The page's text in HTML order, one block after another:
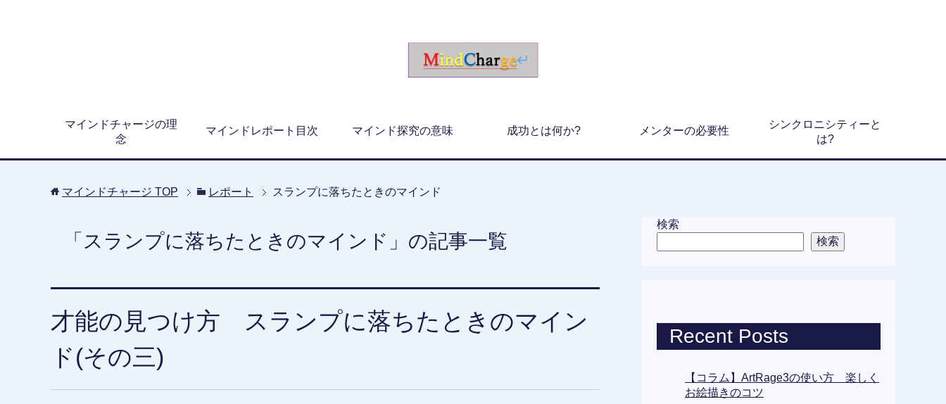
マインドチャージの理
念
マインドレポート目次 マインド探究の意味 成功とは何か? メンターの必要性
シンクロニシティーと
は?
マインドチャージ TOP レポート スランプに落ちたときのマインド
「スランプに落ちたときのマインド」の記事一覧
才能の見つけ方 スランプに落ちたときのマイン
ド(その三)
検索
検索
Recent Posts
【コラム】ArtRage3の使い方 楽しく
お絵描きのコツ